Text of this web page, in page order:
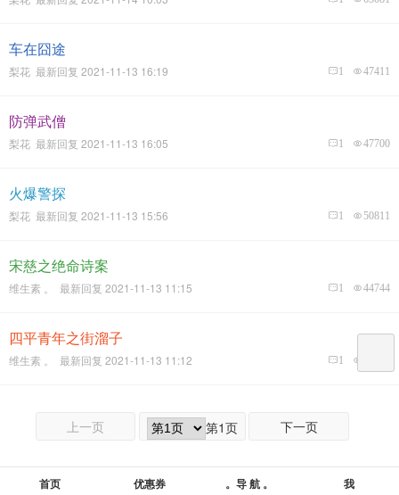
车在囧途
梨花 最新回复 2021-11-13 16:19 47411
1
防弹武僧
梨花 最新回复 2021-11-13 16:05 47700
1
火爆警探
梨花 最新回复 2021-11-13 15:56 50811
1
宋慈之绝命诗案
维生素 。 最新回复 2021-11-13 11:15 44744
1
四平青年之街溜子
维生素 。 最新回复 2021-11-13 11:12 1
上一页 第1页 下一页
首页
优惠券
。导 航 。
我